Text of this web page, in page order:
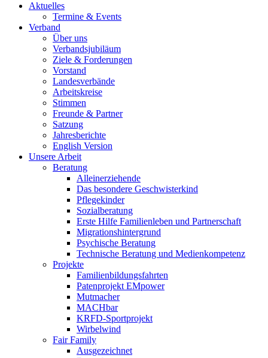
Aktuelles
Termine & Events
Verband
Über uns
Verbandsjubiläum
Ziele & Forderungen
Vorstand
Landesverbände
Arbeitskreise
Stimmen
Freunde & Partner
Satzung
Jahresberichte
English Version
Unsere Arbeit
Beratung
Alleinerziehende
Das besondere Geschwisterkind
Pflegekinder
Sozialberatung
Erste Hilfe Familienleben und Partnerschaft
Migrationshintergrund
Psychische Beratung
Technische Beratung und Medienkompetenz
Projekte
Familienbildungsfahrten
Patenprojekt EMpower
Mutmacher
MACHbar
KRFD-Sportprojekt
Wirbelwind
Fair Family
Ausgezeichnet